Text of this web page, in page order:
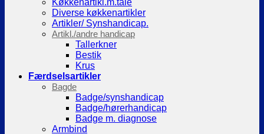
Køkkenartikl.m.tale
Diverse køkkenartikler
Artikler/ Synshandicap.
Artikl./andre handicap
Tallerkner
Bestik
Krus
Færdselsartikler
Bagde
Badge/synshandicap
Badge/hørerhandicap
Badge m. diagnose
Armbind